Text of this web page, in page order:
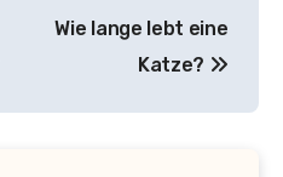
Wie lange lebt eine
Katze?